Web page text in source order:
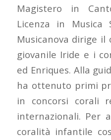
Magistero in
Licenza in Musica
Musicanova dirige il
giovanile Iride e i
ed Enriques. Alla
ha ottenuto primi
in concorsi corali
internazionali. Per
coralità infantile